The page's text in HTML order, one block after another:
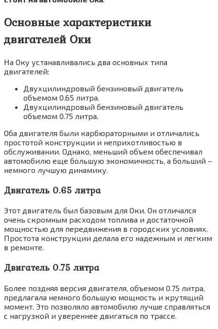
Основные характеристики
двигателей Оки
На Оку устанавливались два основных типа
двигателей:
Двухцилиндровый бензиновый двигатель
объемом 0.65 литра.
Двухцилиндровый бензиновый двигатель
объемом 0.75 литра.
Оба двигателя были карбюраторными и отличались
простотой конструкции и неприхотливостью в
обслуживании. Однако‚ меньший объем обеспечивал
автомобилю еще большую экономичность‚ а больший –
немного лучшую динамику.
Двигатель 0.65 литра
Этот двигатель был базовым для Оки. Он отличался
очень скромным расходом топлива и достаточной
мощностью для передвижения в городских условиях.
Простота конструкции делала его надежным и легким
в ремонте.
Двигатель 0.75 литра
Более поздняя версия двигателя‚ объемом 0.75 литра‚
предлагала немного большую мощность и крутящий
момент. Это позволяло автомобилю лучше справляться
с нагрузкой и увереннее двигаться по трассе.